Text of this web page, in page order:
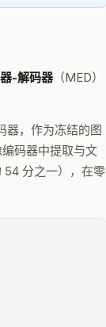
-解码器（MED）
器，作为冻结的图
码器中提取与文
54 分之一），在零